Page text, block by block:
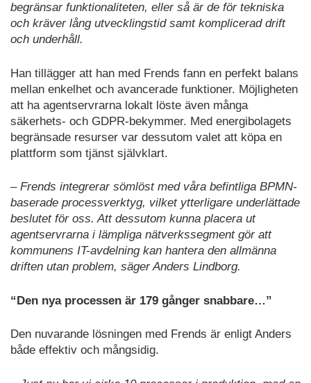
begränsar funktionaliteten, eller så är de för tekniska
och kräver lång utvecklingstid samt komplicerad drift
och underhåll.
Han tillägger att han med Frends fann en perfekt balans
mellan enkelhet och avancerade funktioner. Möjligheten
att ha agentservrarna lokalt löste även många
säkerhets- och GDPR-bekymmer. Med energibolagets
begränsade resurser var dessutom valet att köpa en
plattform som tjänst självklart.
– Frends integrerar sömlöst med våra befintliga BPMN-
baserade processverktyg, vilket ytterligare underlättade
beslutet för oss. Att dessutom kunna placera ut
agentservrarna i lämpliga nätverkssegment gör att
kommunens IT-avdelning kan hantera den allmänna
driften utan problem, säger Anders Lindborg.
“Den nya processen är 179 gånger snabbare…”
Den nuvarande lösningen med Frends är enligt Anders
både effektiv och mångsidig.